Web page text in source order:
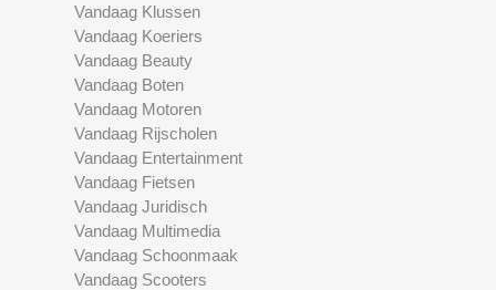
Vandaag Klussen
Vandaag Koeriers
Vandaag Beauty
Vandaag Boten
Vandaag Motoren
Vandaag Rijscholen
Vandaag Entertainment
Vandaag Fietsen
Vandaag Juridisch
Vandaag Multimedia
Vandaag Schoonmaak
Vandaag Scooters